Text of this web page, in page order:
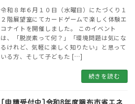
令和８年６月１０日（水曜日）にたづくり１
２階展望室にてカードゲームで楽しく体験エ
コナイトを開催しました。 このイベント
は、「脱炭素って何？」「環境問題は気にな
るけれど、気軽に楽しく知りたい」と思って
いる方、そして子どもた […]
続きを読む
[申請受付中]令和8年度調布市省エネ